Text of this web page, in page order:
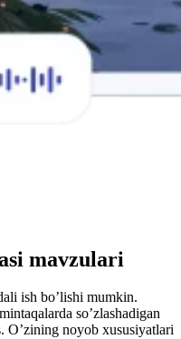
mavzulari
ish bo’lishi mumkin.
so’zlashadigan
O’zining noyob xususiyatlari